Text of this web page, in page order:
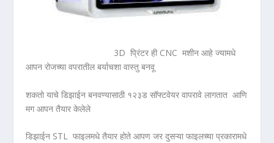
3D प्रिंटर ही CNC मशीन आहे ज्यामधे
आपन रोजच्या वपरातील बर्याचशा वास्तु बनवू
शकतो याचे डिझाईन बनवण्यासाठी १२३ड सॉफ्टवेयर वापरावे लागतात आणि
मग आपन तैयार केलेले
डिझाईन STL फाइलमधे तैयार होते आपण जर दुसऱ्या फाइलच्या प्रकारामधे